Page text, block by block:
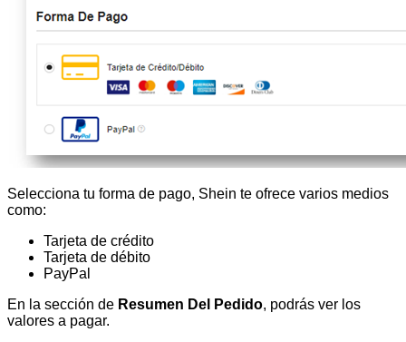
Selecciona tu forma de pago, Shein te ofrece varios medios
como:
Tarjeta de crédito
Tarjeta de débito
PayPal
En la sección de Resumen Del Pedido, podrás ver los
valores a pagar.